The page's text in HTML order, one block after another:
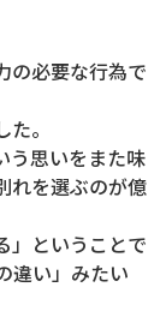
の必要な行為で
。
う思いをまた味
れを選ぶのが億
」ということで
違い」みたい